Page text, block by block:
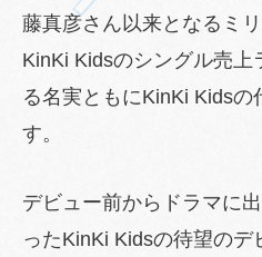
藤真彦さん以来となるミ
KinKi Kidsのシングル売上
る名実ともにKinKi Kids
す。
デビュー前からドラマに
ったKinKi Kidsの待望のデ